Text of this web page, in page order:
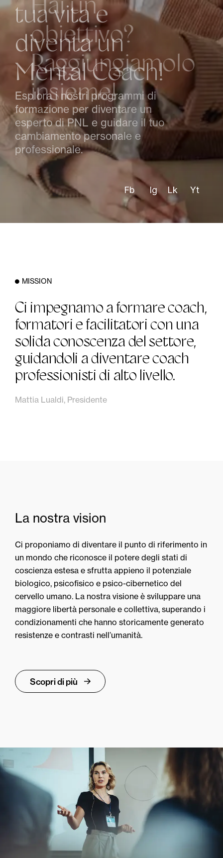
Fb Ig Lk Yt
H ai un
obiettivo?
Raggiungiamolo
insieme!
Approfitta delle nostre sessioni
di coaching personalizzate per
superare le tue sfide e
realizzare i tuoi obbiettivi.
MISSION
Ci impegnamo a formare coach,
formatori e facilitatori con una
solida conoscenza del settore,
guidandoli a diventare coach
professionisti di alto livello.
Mattia Lualdi, Presidente
La nostra vision
Ci proponiamo di diventare il punto di riferimento in
un mondo che riconosce il potere degli stati di
coscienza estesa e sfrutta appieno il potenziale
biologico, psicofisico e psico-cibernetico del
cervello umano. La nostra visione è sviluppare una
maggiore libertà personale e collettiva, superando i
condizionamenti che hanno storicamente generato
resistenze e contrasti nell’umanità.
Scopri di più